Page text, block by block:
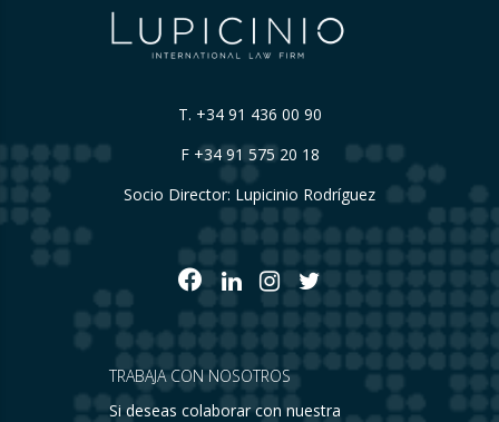
T. +34 91 436 00 90
F +34 91 575 20 18
Socio Director: Lupicinio Rodríguez
TRABAJA CON NOSOTROS
Si deseas colaborar con nuestra